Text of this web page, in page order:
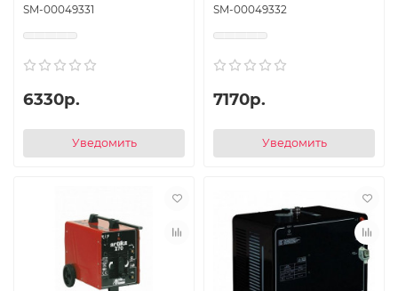
SM-00049331
6330р.
Уведомить
SM-00049332
7170р.
Уведомить